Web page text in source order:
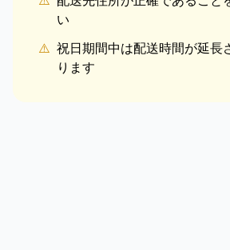
い
⚠️ 祝日期間中は配送時間が延長
ります